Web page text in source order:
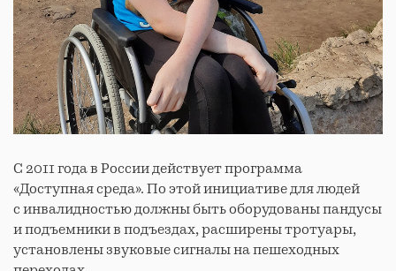
С 2011 года в России действует программа
«Доступная среда». По этой инициативе для людей
с инвалидностью должны быть оборудованы пандусы
и подъемники в подъездах, расширены тротуары,
установлены звуковые сигналы на пешеходных